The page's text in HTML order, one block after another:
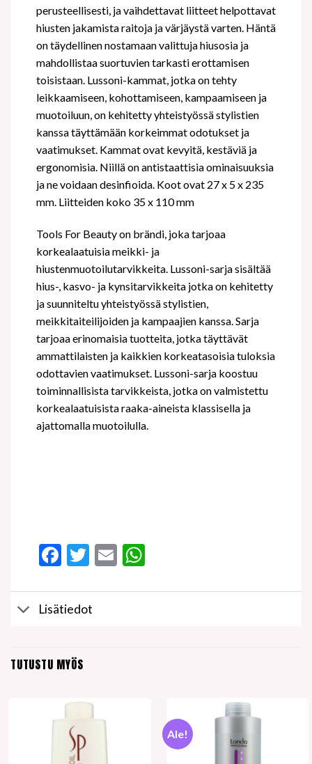
perusteellisesti, ja vaihdettavat liitteet helpottavat
hiusten jakamista raitoja ja värjäystä varten. Häntä
on täydellinen nostamaan valittuja hiusosia ja
mahdollistaa suortuvien tarkasti erottamisen
toisistaan. Lussoni-kammat, jotka on tehty
leikkaamiseen, kohottamiseen, kampaamiseen ja
muotoiluun, on kehitetty yhteistyössä stylistien
kanssa täyttämään korkeimmat odotukset ja
vaatimukset. Kammat ovat kevyitä, kestäviä ja
ergonomisia. Niillä on antistaattisia ominaisuuksia
ja ne voidaan desinfioida. Koot ovat 27 x 5 x 235
mm. Liitteiden koko 35 x 110 mm
Tools For Beauty on brändi, joka tarjoaa
korkealaatuisia meikki- ja
hiustenmuotoilutarvikkeita.Lussoni-sarja sisältää
hius-, kasvo- ja kynsitarvikkeita jotka on kehitetty
ja suunniteltu yhteistyössä stylistien,
meikkitaiteilijoiden ja kampaajien kanssa. Sarja
tarjoaa erinomaisia tuotteita, jotka täyttävät
ammattilaisten ja kaikkien korkeatasoisia tuloksia
odottavien vaatimukset. Lussoni-sarja koostuu
toiminnallisista tarvikkeista, jotka on valmistettu
korkealaatuisista raaka-aineista klassisella ja
ajattomalla muotoilulla.
Facebook
Twitter
EmailWhatsApp
Lisätiedot
TUTUSTU MYÖS
Ale!